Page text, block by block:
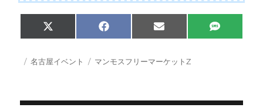
Share
on
X
(
w
i
r
Share
on
F
a
e
b
Share
on
E
m
i
l
Share
on
S
M
投 カ
名古屋イベント
タ
マンモスフリーマーケットZ